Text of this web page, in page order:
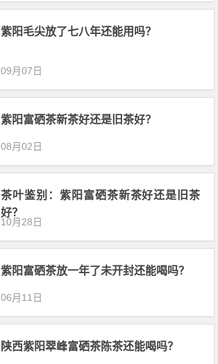
紫阳毛尖放了七八年还能用吗？
09月07日
紫阳富硒茶新茶好还是旧茶好？
08月02日
茶叶鉴别：紫阳富硒茶新茶好还是旧茶
好？
10月28日
紫阳富硒茶放一年了未开封还能喝吗？
06月11日
陕西紫阳翠峰富硒茶陈茶还能喝吗？